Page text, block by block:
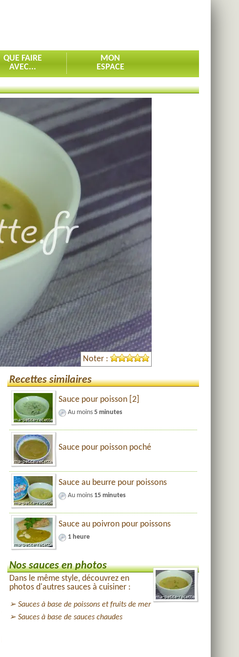
QUE FAIRE
AVEC...
MON
ESPACE
Noter :
Recettes similaires
Sauce pour poisson [2]
Au moins 5 minutes
Sauce pour poisson poché
Sauce au beurre pour poissons
Au moins 15 minutes
Sauce au poivron pour poissons
1 heure
Nos sauces en photos
Dans le même style, découvrez en
photos d'autres sauces à cuisiner :
Sauces à base de poissons et fruits de mer
Sauces à base de sauces chaudes